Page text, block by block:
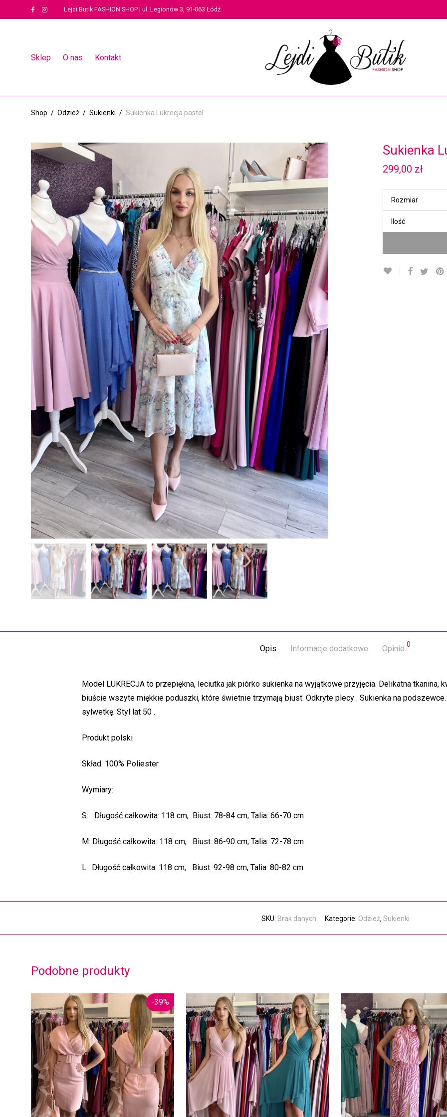
Lejdi Butik FASHION SHOP | ul. Legionów 3, 91-063 Łódź
Sklep O nas Kontakt
Shop / Odzież / Sukienki / Sukienka Lukrecja pastel
Sukienka
299,00 zł
Rozmiar
Ilość
Opis Informacje dodatkowe Opinie 0
Model LUKRECJA to przepiękna, leciutka jak piórko sukienka na wyjątkowe przyjęcia. Delikatna tkanina,
biuście wszyte miękkie poduszki, które świetnie trzymają biust. Odkryte plecy . Sukienka na
sylwetkę. Styl lat 50 .
Produkt polski
Skład: 100% Poliester
Wymiary:
S: Długość całkowita: 118 cm, Biust: 78-84 cm, Talia: 66-70 cm
M: Długość całkowita: 118 cm, Biust: 86-90 cm, Talia: 72-78 cm
L: Długość całkowita: 118 cm, Biust: 92-98 cm, Talia: 80-82 cm
SKU: Brak danych Kategorie: Odzież, Sukienki
Podobne produkty
-39%